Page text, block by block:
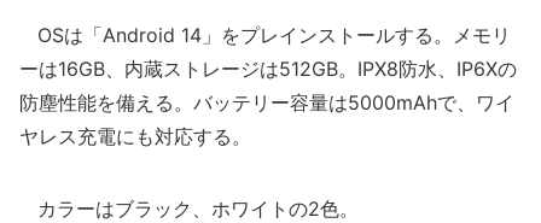
OSは「Android 14」をプレインストールする。メモリ
ーは16GB、内蔵ストレージは512GB。IPX8防水、IP6Xの
防塵性能を備える。バッテリー容量は5000mAhで、ワイ
ヤレス充電にも対応する。
カラーはブラック、ホワイトの2色。